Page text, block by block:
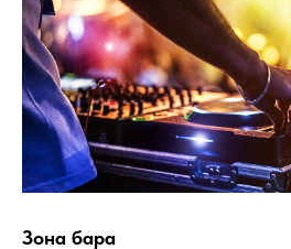
Зона бара